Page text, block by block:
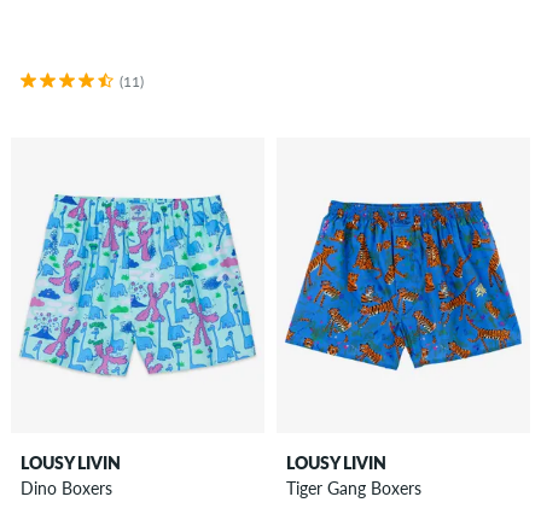
(11)
LOUSY LIVIN
Dino Boxers
LOUSY LIVIN
Tiger Gang Boxers